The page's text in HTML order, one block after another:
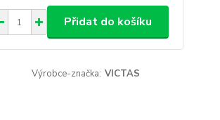
Přidat do košíku
Výrobce-značka: VICTAS